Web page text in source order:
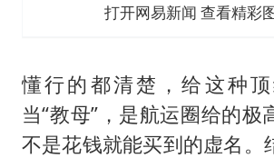
打开网易新闻 查看精彩
懂行的都清楚，给这种
当“教母”，是航运圈给的极
不是花钱就能买到的虚名。